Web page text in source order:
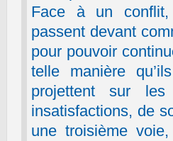
Face à un conflit,
passent devant
pour pouvoir
telle manière
projettent sur les
insatisfactions, de
une troisième